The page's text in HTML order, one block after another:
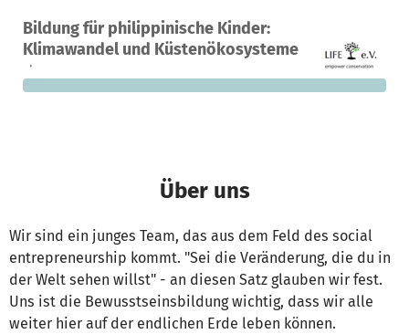
Bildung für philippinische Kinder:
Klimawandel und Küstenökosysteme
Ein Projekt in Negros, Philippinen
0 0 % 2.850 €
fehlen noch
Über uns
Wir sind ein junges Team, das aus dem Feld des social
entrepreneurship kommt. "Sei die Veränderung, die du in
der Welt sehen willst" - an diesen Satz glauben wir fest.
Uns ist die Bewusstseinsbildung wichtig, dass wir alle
weiter hier auf der endlichen Erde leben können.